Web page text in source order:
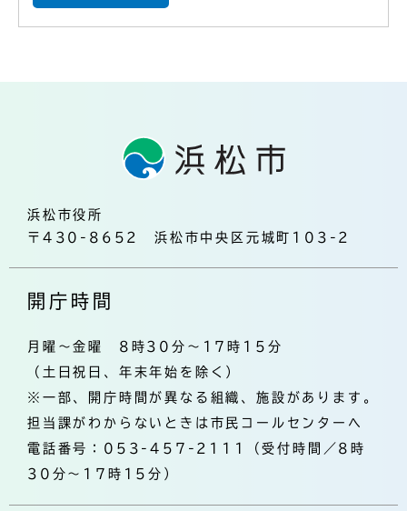
浜松市役所
〒430-8652 浜松市中央区元城町103-2
開庁時間
月曜～金曜 8時30分～17時15分
（土日祝日、年末年始を除く）
※一部、開庁時間が異なる組織、施設があります。
担当課がわからないときは市民コールセンターへ
電話番号：053-457-2111（受付時間／8時
30分～17時15分）